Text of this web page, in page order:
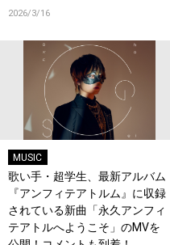
2026/3/16
MUSIC
歌い手・超学生、最新アルバム
『アンフィテアトルム』に収録
されている新曲「永久アンフィ
テアトルへようこそ」のMVを